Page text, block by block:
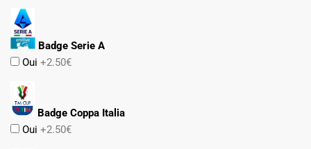
Badge Serie A
Oui +2.50€
Badge Coppa Italia
Oui +2.50€